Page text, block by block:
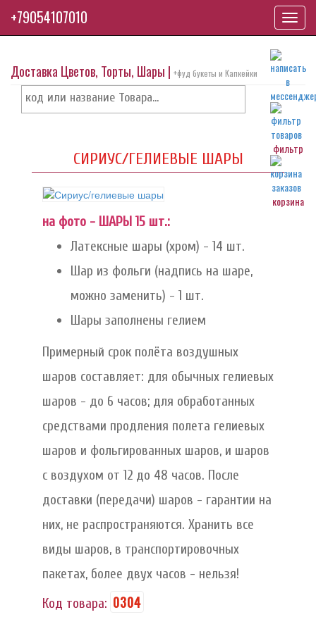
фильтр
корзина
Доставка Цветов, Торты, Шары | +фуд букеты и Капкейки
СИРИУС/ГЕЛИЕВЫЕ ШАРЫ
на фото - ШАРЫ 15 шт.:
Латексные шары (хром) - 14 шт.
Шар из фольги (надпись на шаре,
можно заменить) - 1 шт.
Шары заполнены гелием
Примерный срок полёта воздушных
шаров составляет: для обычных гелиевых
шаров - до 6 часов; для обработанных
средствами продления полета гелиевых
шаров и фольгированных шаров, и шаров
с воздухом от 12 до 48 часов. После
доставки (передачи) шаров - гарантии на
них, не распространяются. Хранить все
виды шаров, в транспортировочных
пакетах, более двух часов - нельзя!
Код товара: 0304
+79054107010